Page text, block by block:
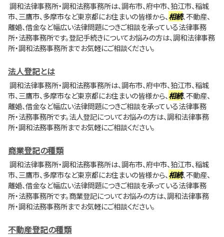
調和法律事務所・調和法務事務所は、調布市、府中市、狛江市、稲城
市、三鷹市、多摩市など東京都にお住まいの皆様から、相続、不動産、
離婚、借金など幅広い法律問題につきご相談を承っている法律事務
所・法務事務所です。登記手続きについてお悩みの方は、調和法律事務
所・調和法務事務所までお気軽にご相談ください。
法人登記とは
調和法律事務所・調和法務事務所は、調布市、府中市、狛江市、稲城
市、三鷹市、多摩市など東京都にお住まいの皆様から、相続、不動産、
離婚、借金など幅広い法律問題につきご相談を承っている法律事務
所・法務事務所です。法人登記についてお悩みの方は、調和法律事務
所・調和法務事務所までお気軽にご相談ください。
商業登記の種類
調和法律事務所・調和法務事務所は、調布市、府中市、狛江市、稲城
市、三鷹市、多摩市など東京都にお住まいの皆様から、相続、不動産、
離婚、借金など幅広い法律問題につきご相談を承っている法律事務
所・法務事務所です。商業登記についてお悩みの方は、調和法律事務
所・調和法務事務所までお気軽にご相談ください。
不動産登記の種類